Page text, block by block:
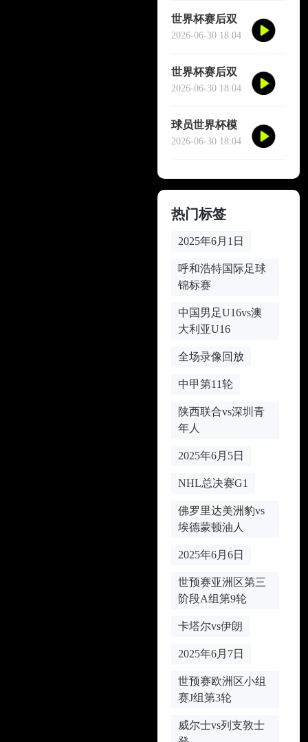
世界杯赛后双
方球员大规模
2026-06-30 18:04
世界杯赛后双
方球员大规模
2026-06-30 18:04
球员世界杯模
仿哈兰德冥想
2026-06-30 18:04
热门标签
2025年6月1日
呼和浩特国际足球
锦标赛
中国男足U16vs澳
大利亚U16
全场录像回放
中甲第11轮
陕西联合vs深圳青
年人
2025年6月5日
NHL总决赛G1
佛罗里达美洲豹vs
埃德蒙顿油人
2025年6月6日
世预赛亚洲区第三
阶段A组第9轮
卡塔尔vs伊朗
2025年6月7日
世预赛欧洲区小组
赛J组第3轮
威尔士vs列支敦士